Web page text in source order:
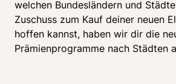
welchen Bundesländern und
Zuschuss zum Kauf deiner neuen
hoffen kannst, haben wir dir die
Prämienprogramme nach Städten